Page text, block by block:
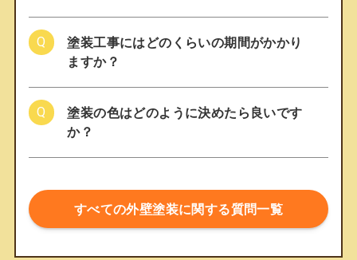
塗装工事にはどのくらいの期間がかかり
ますか？
塗装の色はどのように決めたら良いです
か？
すべての外壁塗装に関する質問一覧